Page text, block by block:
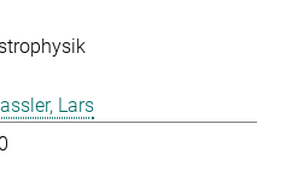
Lars